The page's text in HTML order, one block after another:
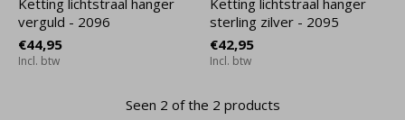
verguld - 2096
€44,95
Incl. btw
sterling zilver - 2095
€42,95
Incl. btw
Seen 2 of the 2 products